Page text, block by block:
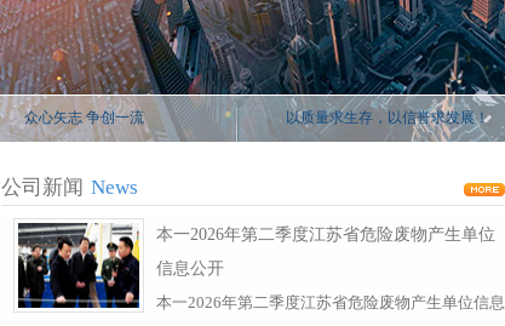
众心矢志 争创一流 以质量求生存，以信誉求发展！
公司新闻 News
本一2026年第二季度江苏省危险废物产生单位
信息公开
本一2026年第二季度江苏省危险废物产生单位信息